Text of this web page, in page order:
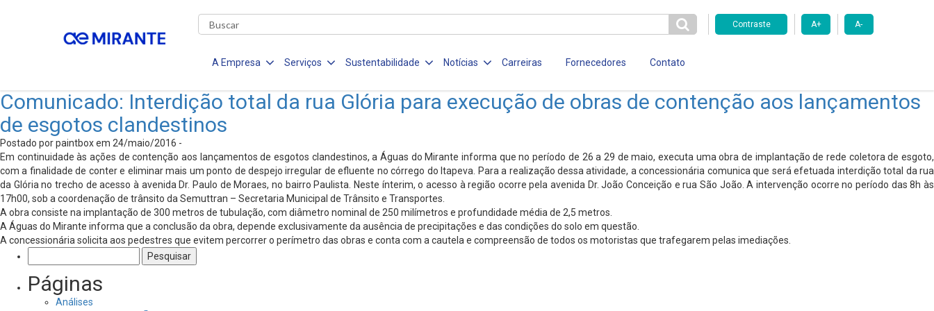
Contraste A+ A-
A Empresa Serviços Sustentabilidade Notícias Carreiras Fornecedores Contato
Comunicado: Interdição total da rua Glória para execução de obras de contenção aos lançamentos
de esgotos clandestinos
Postado por paintbox em 24/maio/2016 -
Em continuidade às ações de contenção aos lançamentos de esgotos clandestinos, a Águas do Mirante informa que no período de 26 a 29 de maio, executa uma obra de implantação de rede coletora de esgoto,
com a finalidade de conter e eliminar mais um ponto de despejo irregular de efluente no córrego do Itapeva. Para a realização dessa atividade, a concessionária comunica que será efetuada interdição total da rua
da Glória no trecho de acesso à avenida Dr. Paulo de Moraes, no bairro Paulista. Neste ínterim, o acesso à região ocorre pela avenida Dr. João Conceição e rua São João. A intervenção ocorre no período das 8h às
17h00, sob a coordenação de trânsito da Semuttran – Secretaria Municipal de Trânsito e Transportes.
A obra consiste na implantação de 300 metros de tubulação, com diâmetro nominal de 250 milímetros e profundidade média de 2,5 metros.
A Águas do Mirante informa que a conclusão da obra, depende exclusivamente da ausência de precipitações e das condições do solo em questão.
A concessionária solicita aos pedestres que evitem percorrer o perímetro das obras e conta com a cautela e compreensão de todos os motoristas que trafegarem pelas imediações.
por:
Páginas
Análises